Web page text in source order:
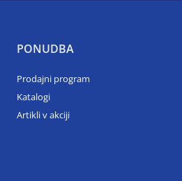
PONUDBA
Prodajni program
Katalogi
Artikli v akciji